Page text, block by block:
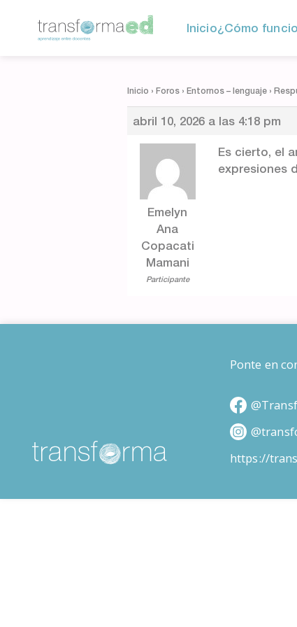
Inicio¿Cómo
Inicio › Foros › Entornos – lenguaje ›
abril 10, 2026 a las 4:18 pm
Emelyn
Ana
Copacati
Mamani
Participante
Es cierto, el
expresiones
Ponte en
https://